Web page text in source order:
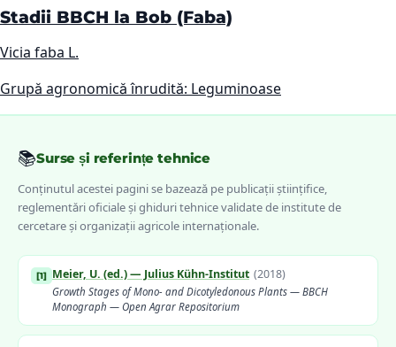
Stadii BBCH la Bob (Faba)
Vicia faba L.
Grupă agronomică înrudită: Leguminoase
📚Surse și referințe tehnice
Conținutul acestei pagini se bazează pe publicații științifice,
reglementări oficiale și ghiduri tehnice validate de institute de
cercetare și organizații agricole internaționale.
[1] Meier, U. (ed.) — Julius Kühn-Institut (2018)
Growth Stages of Mono- and Dicotyledonous Plants — BBCH
Monograph — Open Agrar Repositorium